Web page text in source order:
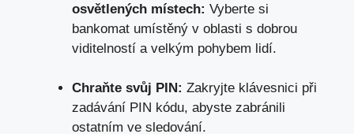
osvětlených místech: Vyberte si
bankomat umístěný v oblasti s dobrou
viditelností a velkým pohybem lidí.
Chraňte svůj PIN: Zakryjte klávesnici při
zadávání PIN kódu, abyste zabránili
ostatním ve sledování.